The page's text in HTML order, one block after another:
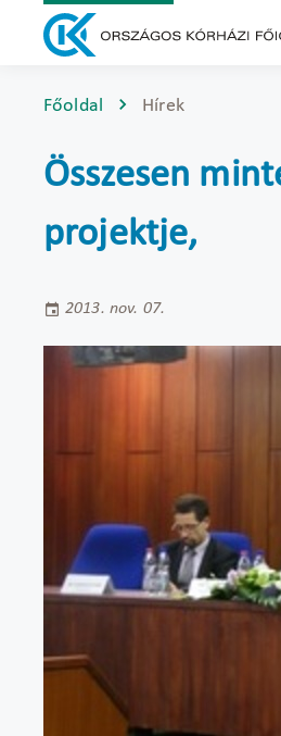
Főoldal Hírek
Összesen
projektje,
2013. nov. 07.